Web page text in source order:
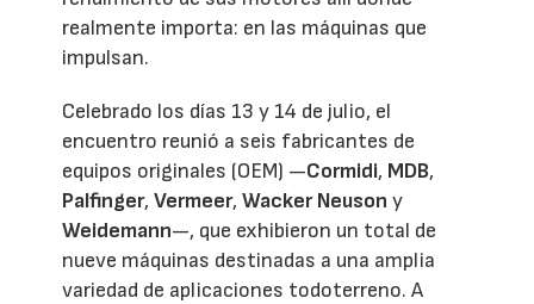
realmente importa: en las máquinas que
impulsan.
Celebrado los días 13 y 14 de julio, el
encuentro reunió a seis fabricantes de
equipos originales (OEM) —Cormidi, MDB,
Palfinger,Vermeer,Wacker Neuson y
Weidemann—, que exhibieron un total de
nueve máquinas destinadas a una amplia
variedad de aplicaciones todoterreno. A